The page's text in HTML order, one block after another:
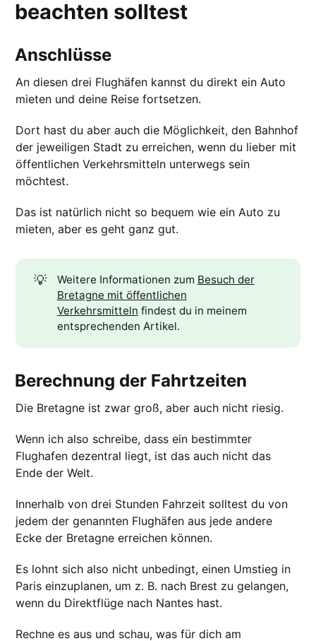
beachten solltest
Anschlüsse
An diesen drei Flughäfen kannst du direkt ein Auto
mieten und deine Reise fortsetzen.
Dort hast du aber auch die Möglichkeit, den Bahnhof
der jeweiligen Stadt zu erreichen, wenn du lieber mit
öffentlichen Verkehrsmitteln unterwegs sein
möchtest.
Das ist natürlich nicht so bequem wie ein Auto zu
mieten, aber es geht ganz gut.
💡 Weitere Informationen zum Besuch der
Bretagne mit öffentlichen
Verkehrsmitteln findest du in meinem
entsprechenden Artikel.
Berechnung der Fahrtzeiten
Die Bretagne ist zwar groß, aber auch nicht riesig.
Wenn ich also schreibe, dass ein bestimmter
Flughafen dezentral liegt, ist das auch nicht das
Ende der Welt.
Innerhalb von drei Stunden Fahrzeit solltest du von
jedem der genannten Flughäfen aus jede andere
Ecke der Bretagne erreichen können.
Es lohnt sich also nicht unbedingt, einen Umstieg in
Paris einzuplanen, um z. B. nach Brest zu gelangen,
wenn du Direktflüge nach Nantes hast.
Rechne es aus und schau, was für dich am